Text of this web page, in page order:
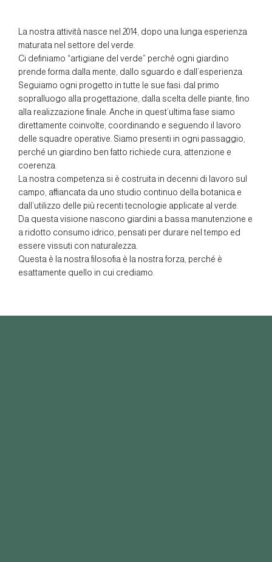
La nostra attività nasce nel 2014, dopo una lunga esperienza
maturata nel settore del verde.
Ci definiamo “artigiane del verde” perchè ogni giardino
prende forma dalla mente, dallo sguardo e dall’esperienza.
Seguiamo ogni progetto in tutte le sue fasi: dal primo
sopralluogo alla progettazione, dalla scelta delle piante, fino
alla realizzazione finale. Anche in quest’ultima fase siamo
direttamente coinvolte, coordinando e seguendo il lavoro
delle squadre operative. Siamo presenti in ogni passaggio,
perché un giardino ben fatto richiede cura, attenzione e
coerenza.
La nostra competenza si è costruita in decenni di lavoro sul
campo, affiancata da uno studio continuo della botanica e
dall’utilizzo delle più recenti tecnologie applicate al verde.
Da questa visione nascono giardini a bassa manutenzione e
a ridotto consumo idrico, pensati per durare nel tempo ed
essere vissuti con naturalezza.
Questa è la nostra filosofia è la nostra forza, perché è
esattamente quello in cui crediamo.